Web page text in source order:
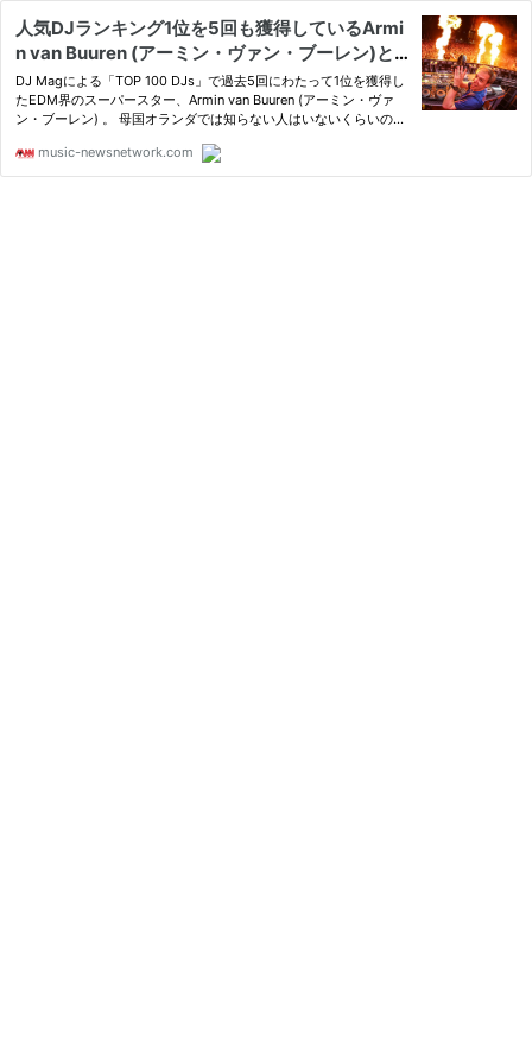
人気DJランキング1位を5回も獲得しているArmi
n van Buuren (アーミン・ヴァン・ブーレン)と
は！
DJ Magによる「TOP 100 DJs」で過去5回にわたって1位を獲得し
たEDM界のスーパースター、Armin van Buuren (アーミン・ヴァ
ン・ブーレン) 。 母国オランダでは知らない人はいないくらいの国
music-newsnetwork.com